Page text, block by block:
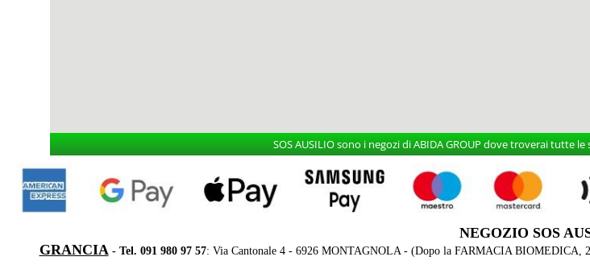
SOS AUSILIO sono i negozi di ABIDA GROUP dove troverai tutte
NEGOZIO SOS
GRANCIA - Tel. 091 980 97 57: Via Cantonale 4 - 6926 MONTAGNOLA - (Dopo la FARMACIA BIOMEDICA,